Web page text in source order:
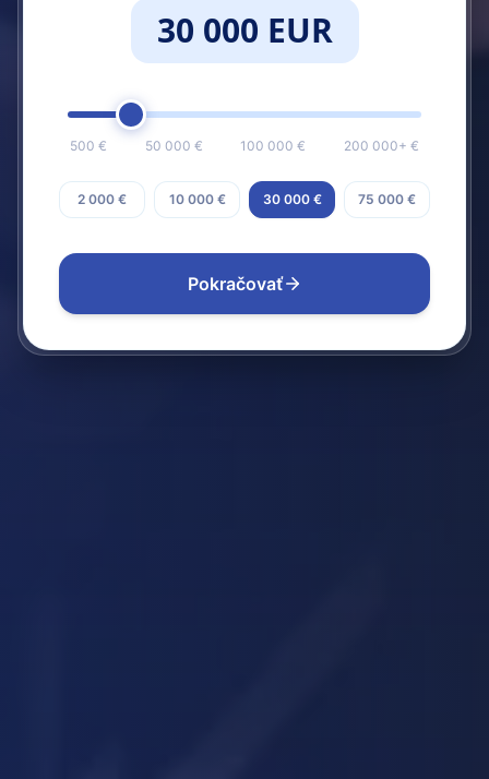
30 000 EUR
500 € 50 000 € 100 000 € 200 000+ €
2 000 € 10 000 € 30 000 € 75 000 €
Pokračovať